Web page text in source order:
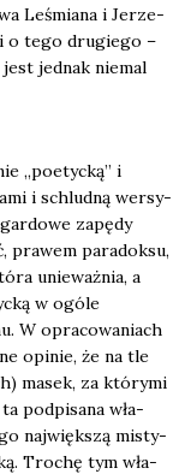
Leśmia­na i Jerze­
o tego dru­gie­go –
jed­nak nie­mal
„poetyc­ką” i
i schlud­ną wer­sy­
zapę­dy
pra­wem para­dok­su,
unie­waż­nia, a
w ogó­le
W opra­co­wa­niach
opi­nie, że na tle
masek, za któ­ry­mi
pod­pi­sa­na wła­
naj­więk­szą misty­
Tro­chę tym wła­